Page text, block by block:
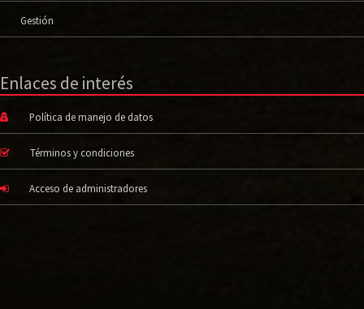
Gestión
Enlaces de interés
Política de manejo de datos
Términos y condiciones
Acceso de administradores